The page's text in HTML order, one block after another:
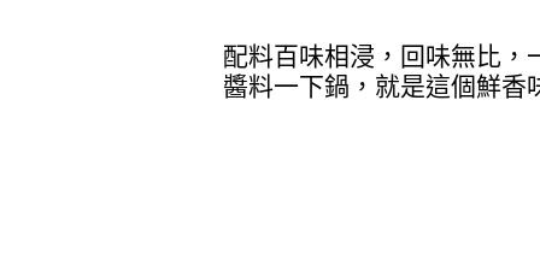
配料百味相浸，回味無比
醬料一下鍋，就是這個鮮香